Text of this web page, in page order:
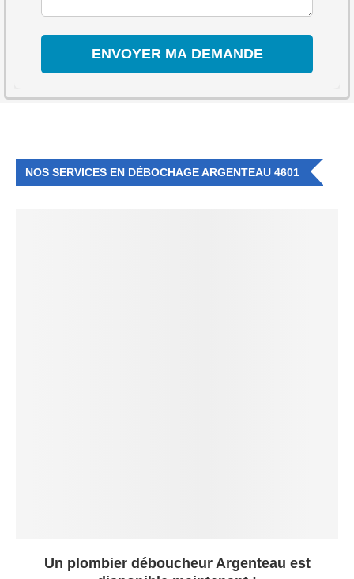
NOS SERVICES EN DÉBOCHAGE ARGENTEAU 4601
Un plombier déboucheur Argenteau est